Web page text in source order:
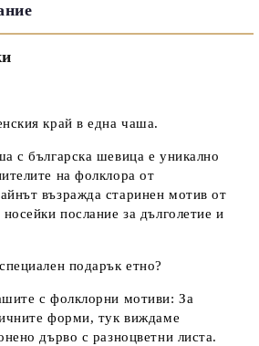
в рамките на работния ден.
край в една чаша.
с българска шевица е уникално
на фолклора от
възражда старинен мотив от
послание за дълголетие и
подарък етно?
с фолклорни мотиви: За
форми, тук виждаме
дърво с разноцветни листа.